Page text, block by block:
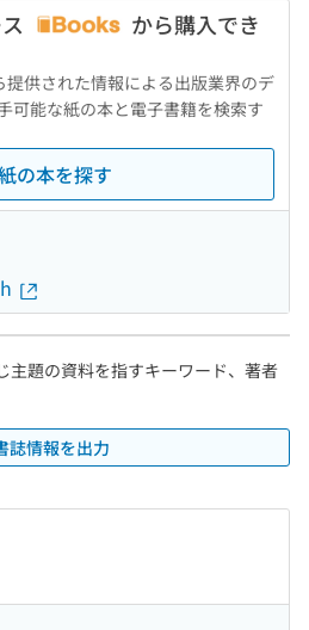
から購入でき
提供された情報による出版業界のデ
可能な紙の本と電子書籍を検索す
の本を探す
主題の資料を指すキーワード、著者
誌情報を出力